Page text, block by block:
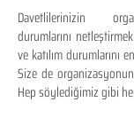
Davetlilerinizin
durumlarını
ve katılım durumlarını
Size de
Hep söylediğimiz gibi